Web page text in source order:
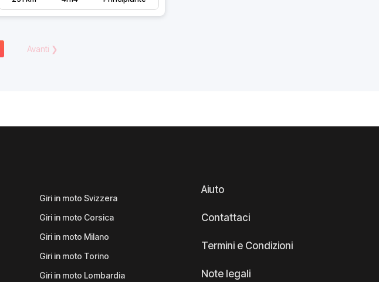
Avanti ❯
Giri in moto Svizzera
Giri in moto Corsica
Giri in moto Milano
Giri in moto Torino
Giri in moto Lombardia
Aiuto
Contattaci
Termini e Condizioni
Note legali